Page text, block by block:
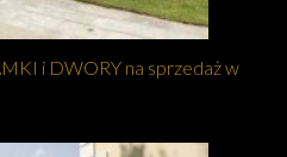
i DWORY na sprzedaż w